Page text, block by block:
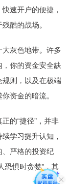
速开户的便捷，
酷的战场。
灰色地带。许多
你的资金安全缺
则，以及在极端
资金的暗流。
的“捷径”，并非
学习提升认知，
严格的投资纪
恐惧时贪婪”，其